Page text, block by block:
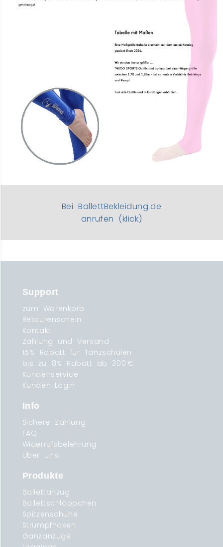
Bei BallettBekleidung.de
anrufen (klick)
Support
zum Warenkorb
Retourenschein
Kontakt
Zahlung und Versand
15% Rabatt für Tanzschulen
bis zu 8% Rabatt ab 300 €
Kundenservice
Kunden-Login
Info
Sichere Zahlung
FAQ
Widerrufsbelehrung
Über uns
Produkte
Ballettanzug
Ballettschläppchen
Spitzenschuhe
Strumpfhosen
Ganzanzüge